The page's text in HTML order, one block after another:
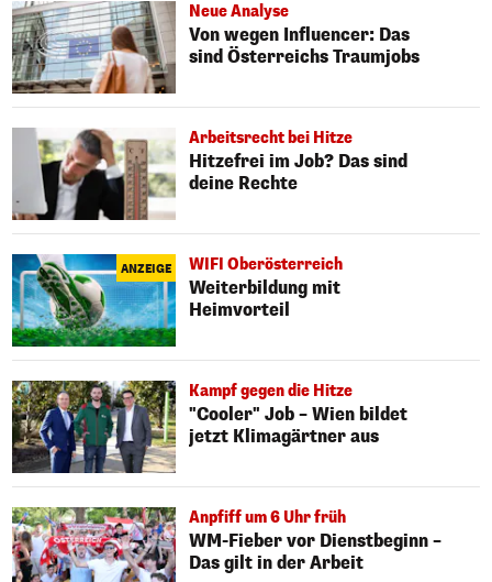
Neue Analyse
Von wegen Influencer: Das
sind Österreichs Traumjobs
Arbeitsrecht bei Hitze
Hitzefrei im Job? Das sind
deine Rechte
ANZEIGE WIFI Oberösterreich
Weiterbildung mit
Heimvorteil
Kampf gegen die Hitze
"Cooler" Job – Wien bildet
jetzt Klimagärtner aus
Anpfiff um 6 Uhr früh
WM-Fieber vor Dienstbeginn –
Das gilt in der Arbeit